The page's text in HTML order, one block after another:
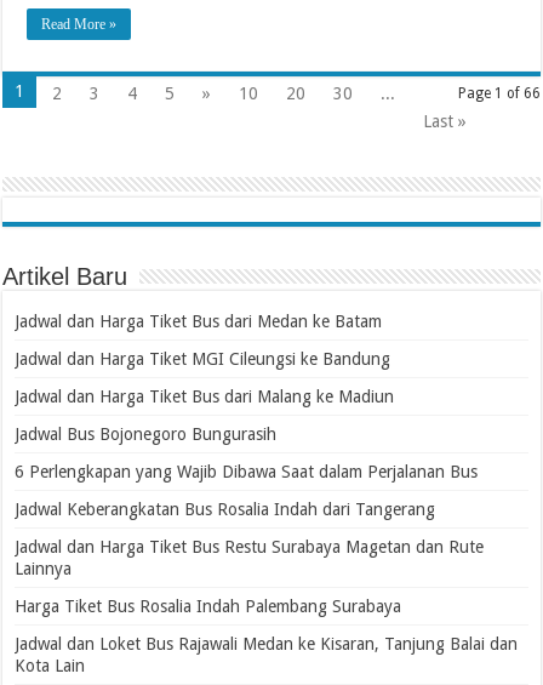
Read More »
Page 1 of 66
1 2 3 4 5 » 10 20 30
...
Last »
Artikel Baru
Jadwal dan Harga Tiket Bus dari Medan ke Batam
Jadwal dan Harga Tiket MGI Cileungsi ke Bandung
Jadwal dan Harga Tiket Bus dari Malang ke Madiun
Jadwal Bus Bojonegoro Bungurasih
6 Perlengkapan yang Wajib Dibawa Saat dalam Perjalanan Bus
Jadwal Keberangkatan Bus Rosalia Indah dari Tangerang
Jadwal dan Harga Tiket Bus Restu Surabaya Magetan dan Rute
Lainnya
Harga Tiket Bus Rosalia Indah Palembang Surabaya
Jadwal dan Loket Bus Rajawali Medan ke Kisaran, Tanjung Balai dan
Kota Lain